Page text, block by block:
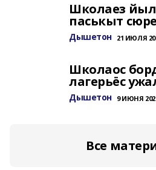
Школаез
паськыт
Дышетон 21 ИЮЛЯ
Школаос
лагерьёс
Дышетон 9 ИЮНЯ
Все